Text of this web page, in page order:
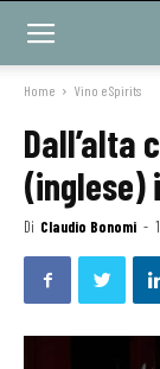
Home Vino e Spirits
Dall’alta
(inglese)
Di Claudio Bonomi -